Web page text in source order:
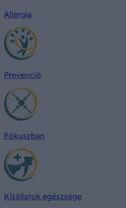
Allergia
Prevenció
Fókuszban
Kisállatok egészsége